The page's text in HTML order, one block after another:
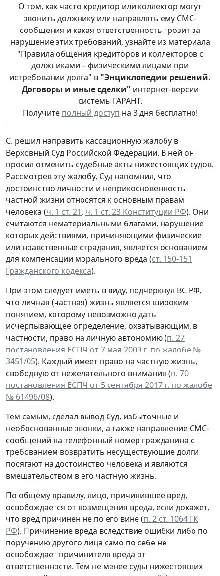
О том, как часто кредитор или коллектор могут
звонить должнику или направлять ему СМС-
сообщения и какая ответственность грозит за
нарушение этих требований, узнайте из материала
"Правила общения кредиторов и коллекторов с
должниками – физическими лицами при
истребовании долга" в "Энциклопедии решений.
Договоры и иные сделки" интернет-версии
системы ГАРАНТ.
Получите полный доступ на 3 дня бесплатно!
С. решил направить кассационную жалобу в
Верховный Суд Российской Федерации. В ней он
просил отменить судебные акты нижестоящих судов.
Рассмотрев эту жалобу, Суд напомнил, что
достоинство личности и неприкосновенность
частной жизни относятся к основным правам
человека (ч. 1 ст. 21, ч. 1 ст. 23 Конституции РФ). Они
считаются нематериальными благами, нарушение
которых действиями, причиняющими физические
или нравственные страдания, является основанием
для компенсации морального вреда (ст. 150-151
Гражданского кодекса).
При этом следует иметь в виду, подчеркнул ВС РФ,
что личная (частная) жизнь является широким
понятием, которому невозможно дать
исчерпывающее определение, охватывающим, в
частности, право на личную автономию (п. 27
постановления ЕСПЧ от 7 мая 2009 г. по жалобе №
3451/05). Каждый имеет право на частную жизнь,
свободную от нежелательного внимания (п. 70
постановления ЕСПЧ от 5 сентября 2017 г. по жалобе
№ 61496/08).
Тем самым, сделал вывод Суд, избыточные и
необоснованные звонки, а также направление СМС-
сообщений на телефонный номер гражданина с
требованием возвратить несуществующие долги
посягают на достоинство человека и являются
вмешательством в его частную жизнь.
По общему правилу, лицо, причинившее вред,
освобождается от возмещения вреда, если докажет,
что вред причинен не по его вине (п. 2 ст. 1064 ГК
РФ). Причинение вреда вследствие ошибки либо по
поручению другого лица само по себе не
освобождает причинителя вреда от
ответственности. Тем не менее суды нижестоящих